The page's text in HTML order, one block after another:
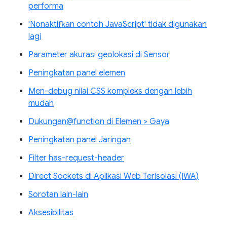
performa
'Nonaktifkan contoh JavaScript' tidak digunakan
lagi
Parameter akurasi geolokasi di Sensor
Peningkatan panel elemen
Men-debug nilai CSS kompleks dengan lebih
mudah
Dukungan@function di Elemen > Gaya
Peningkatan panel Jaringan
Filter has-request-header
Direct Sockets di Aplikasi Web Terisolasi (IWA)
Sorotan lain-lain
Aksesibilitas